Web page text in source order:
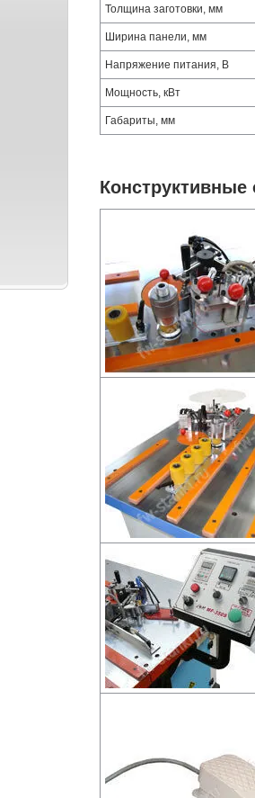
Толщина заготовки, мм
Ширина панели, мм
Напряжение питания, В
Мощность, кВт
Габариты, мм
Конструктивные